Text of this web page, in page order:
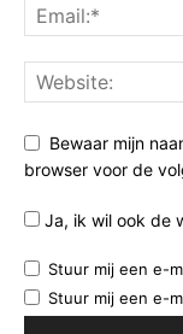
Bewaar mijn
browser voor de
Ja, ik wil ook de
Stuur mij een e-
Stuur mij een e-